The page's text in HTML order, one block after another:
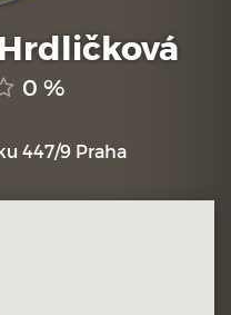
0 %
447/9 Praha